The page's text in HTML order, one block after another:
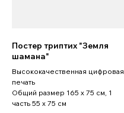
Постер триптих "Земля
шамана"
Высококачественная цифровая
печать
Общий размер 165 x 75 см, 1
часть 55 x 75 см